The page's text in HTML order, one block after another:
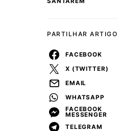
PARTILHAR ARTIGO
FACEBOOK
X (TWITTER)
EMAIL
WHATSAPP
FACEBOOK
MESSENGER
TELEGRAM